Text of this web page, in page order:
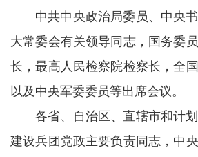
中共中央政治局委员、中央
大常委会有关领导同志，国务委
长，最高人民检察院检察长，全
以及中央军委委员等出席会议。
各省、自治区、直辖市和计
建设兵团党政主要负责同志，中